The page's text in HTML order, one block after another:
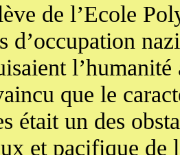
de l’Ecole
d’occupation
l’humanité
que le
était un des
et pacifique de